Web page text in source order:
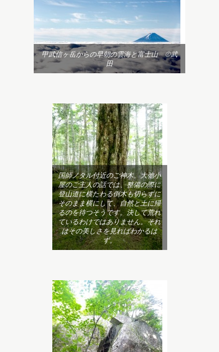
甲武信ヶ岳からの早朝の雲海と富士山 ©武
田
国師ノタル付近のご神木。大弛小
屋のご主人の話では、整備の際に
登山道に横たわる倒木も切らずに
そのまま横にして、自然と土に帰
るのを待つそうです。決して荒れ
ているわけではありません。それ
はその美しさを見ればわかるは
ず。